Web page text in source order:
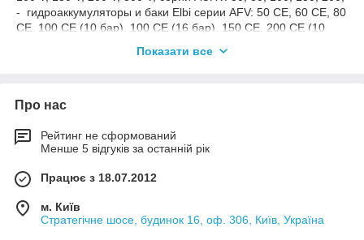
- гидроаккумуляторы и баки Elbi серии AFV: 50 CE, 60 CE, 80
CE, 100 CE (10 бар), 100 CE (16 бар), 150 CE, 200 CE (10
CE, серии AFH: 50 CE, 60 CE, 80 CE, 100 CE, 200 CE, 300 CE,
80, 100, 150, 200, 250, 300, 500, серии ERL: 750, 1000 CE,
- Гидроаккумуляторы и расширительные баки Imera.
серії Flatvarem, серії Flatvarem, серії Solarvarem CE,
Solarvarem LR CE, серії Maxivarem LR, серії Extravarem LR.
Показати все
Про нас
Рейтинг не сформований
Менше 5 відгуків за останній рік
Працює з 18.07.2012
м. Київ
Стратегічне шосе, будинок 16, оф. 306, Київ, Україна